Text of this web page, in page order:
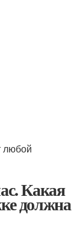
любой
Какая
должна